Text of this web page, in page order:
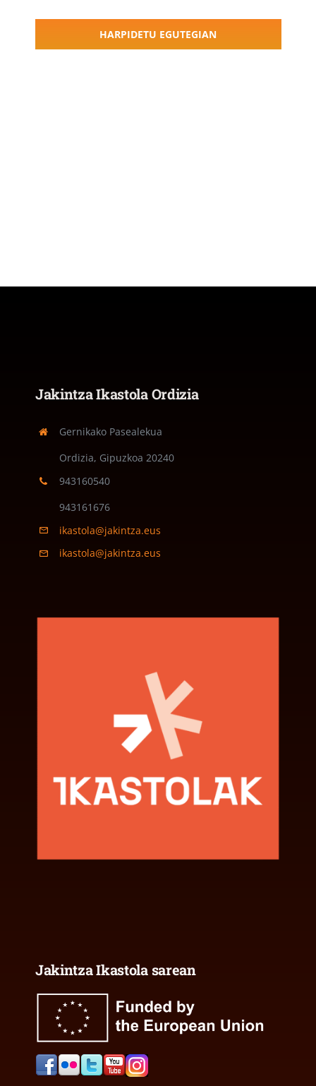
HARPIDETU EGUTEGIAN
Jakintza Ikastola Ordizia
Gernikako Pasealekua
Ordizia, Gipuzkoa 20240
943160540
943161676
ikastola@jakintza.eus
ikastola@jakintza.eus
Jakintza Ikastola sarean